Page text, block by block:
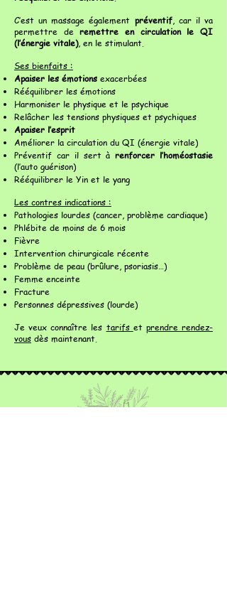
C’est un massage également préventif, car il va
permettre deremettre en circulation le QI
(l’énergie vitale), en le stimulant.
Ses bienfaits :
Apaiser les émotions exacerbées
Rééquilibrer les émotions
Harmoniser le physique et le psychique
Relâcher les tensions physiques et psychiques
Apaiser l’esprit
Améliorer la circulation du QI (énergie vitale)
Préventif car il sert àrenforcer l’homéostasie
(l’auto guérison)
Rééquilibrer le Yin et le yang
Les contres indications :
Pathologies lourdes (cancer, problème cardiaque)
Phlébite de moins de 6 mois
Fièvre
Intervention chirurgicale récente
Problème de peau (brûlure, psoriasis…)
Femme enceinte
Fracture
Personnes dépressives (lourde)
Je veux connaître les tarifs et prendre rendez-
vous dès maintenant.